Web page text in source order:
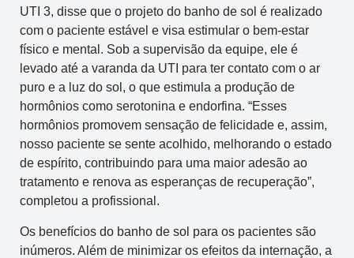
UTI 3, disse que o projeto do banho de sol é realizado
com o paciente estável e visa estimular o bem-estar
físico e mental. Sob a supervisão da equipe, ele é
levado até a varanda da UTI para ter contato com o ar
puro e a luz do sol, o que estimula a produção de
hormônios como serotonina e endorfina. “Esses
hormônios promovem sensação de felicidade e, assim,
nosso paciente se sente acolhido, melhorando o estado
de espírito, contribuindo para uma maior adesão ao
tratamento e renova as esperanças de recuperação”,
completou a profissional.
Os benefícios do banho de sol para os pacientes são
inúmeros. Além de minimizar os efeitos da internação, a